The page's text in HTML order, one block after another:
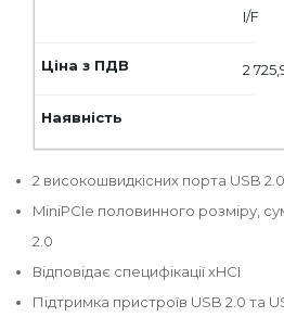
I/F
2
2 високошвидкісних порта USB 2.0
MiniPCIe половинного розміру,
2.0
Відповідає специфікації xHCI
Підтримка пристроїв USB 2.0 та